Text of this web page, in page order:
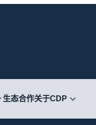
生态合作关于CDP